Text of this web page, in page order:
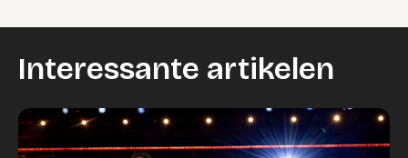
Wijzig cookie instellingen
Interessante artikelen